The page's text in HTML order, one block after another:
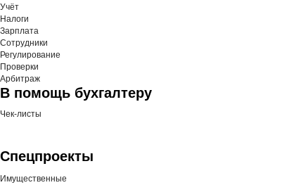
Учёт
Налоги
Зарплата
Сотрудники
Регулирование
Проверки
Арбитраж
В помощь бухгалтеру
Чек-листы
Спецпроекты
Имущественные